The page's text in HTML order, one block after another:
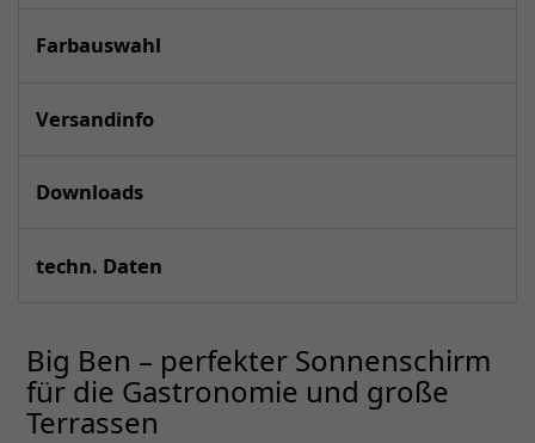
Farbauswahl
Versandinfo
Downloads
techn. Daten
Big Ben – perfekter Sonnenschirm
für die Gastronomie und große
Terrassen